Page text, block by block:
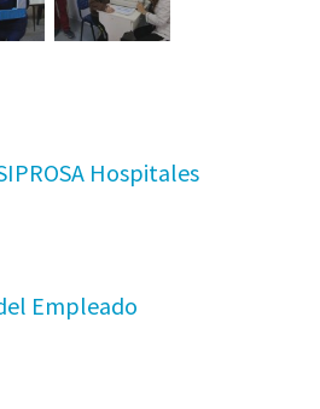
Hospitales
Empleado